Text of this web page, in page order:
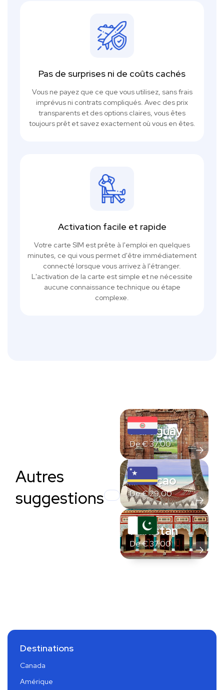
Pas de surprises ni de coûts cachés
Vous ne payez que ce que vous utilisez, sans frais
imprévus ni contrats compliqués. Avec des prix
transparents et des options claires, vous êtes
toujours prêt et savez exactement où vous en êtes.
Activation facile et rapide
Votre carte SIM est prête à l'emploi en quelques
minutes, ce qui vous permet d'être immédiatement
connecté lorsque vous arrivez à l'étranger.
L'activation de la carte est simple et ne nécessite
aucune connaissance technique ou étape
complexe.
Autres
suggestions
Paraguay
De€37,00
Curaçao
De€29,00
Pakistan
De€37,00
Destinations
Canada
Amérique